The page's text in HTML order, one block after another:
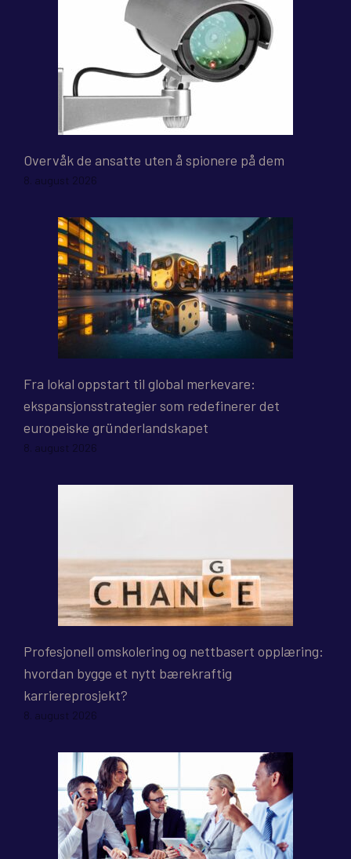
Overvåk de ansatte uten å spionere på dem
8. august 2026
Fra lokal oppstart til global merkevare:
ekspansjonsstrategier som redefinerer det
europeiske gründerlandskapet
8. august 2026
Profesjonell omskolering og nettbasert opplæring:
hvordan bygge et nytt bærekraftig
karriereprosjekt?
8. august 2026